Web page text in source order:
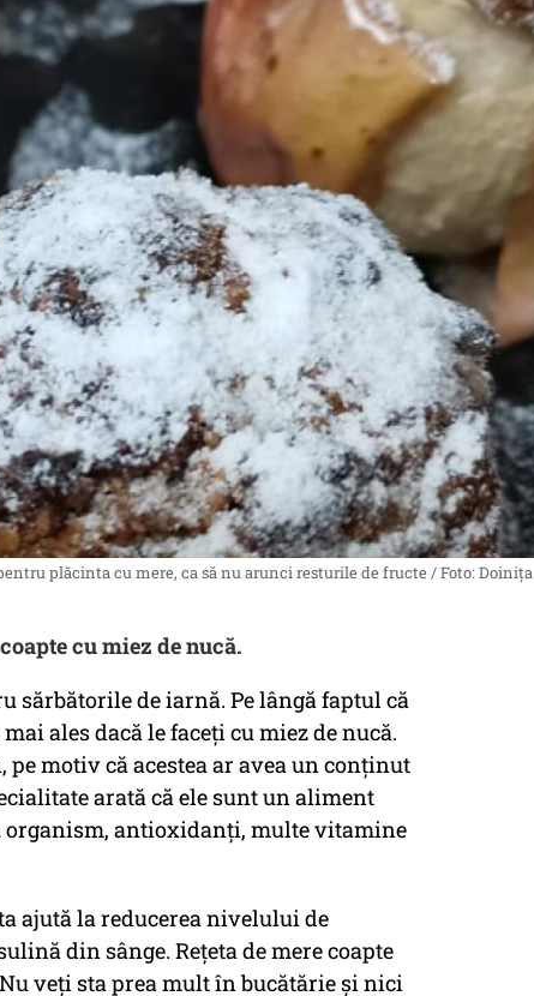
plăcinta cu mere, ca să nu arunci resturile de fructe / Foto: Doinița
cu miez de nucă.
sărbătorile de iarnă. Pe lângă faptul că
ales dacă le faceți cu miez de nucă.
motiv că acestea ar avea un conținut
arată că ele sunt un aliment
organism, antioxidanți, multe vitamine
ajută la reducerea nivelului de
din sânge. Rețeta de mere coapte
veți sta prea mult în bucătărie și nici